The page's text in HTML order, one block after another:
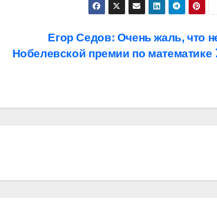
Егор Седов: Очень жаль, что
Нобелевской премии по математике